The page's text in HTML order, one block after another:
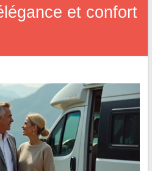
et confort